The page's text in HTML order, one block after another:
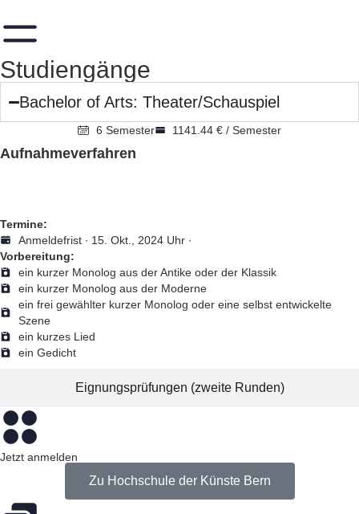
Studiengänge
Bachelor of Arts: Theater/Schauspiel
6 Semester 1141.44 € / Semester
Aufnahmeverfahren
Eignungsprüfungen (zweite Runden)
Termine:
Anmeldefrist ∙ 15. Okt., 2024 Uhr ∙
Vorbereitung:
ein kurzer Monolog aus der Antike oder der Klassik
ein kurzer Monolog aus der Moderne
ein frei gewählter kurzer Monolog oder eine selbst entwickelte
Szene
ein kurzes Lied
ein Gedicht
Jetzt anmelden
Zu Hochschule der Künste Bern